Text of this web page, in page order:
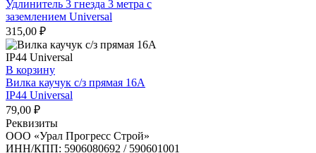
Удлинитель 3 гнезда 3 метра с
заземлением Universal
315,00 ₽
В корзину
Вилка каучук с/з прямая 16А
IP44 Universal
79,00 ₽
Реквизиты
ООО «Урал Прогресс Строй»
ИНН/КПП: 5906080692 / 590601001